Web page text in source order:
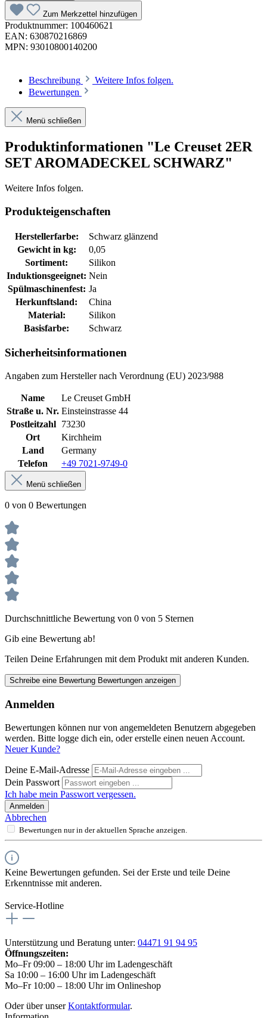
Zum Merkzettel hinzufügen
Produktnummer: 100460621
EAN: 630870216869
MPN: 93010800140200
Beschreibung
Weitere Infos folgen.
Bewertungen
Menü schließen
Produktinformationen "Le Creuset 2ER
SET AROMADECKEL SCHWARZ"
Weitere Infos folgen.
Produkteigenschaften
Herstellerfarbe:
Schwarz glänzend
Gewicht in kg:
0,05
Sortiment:
Silikon
Induktionsgeeignet: Nein
Spülmaschinenfest: Ja
Herkunftsland:
China
Material:
Silikon
Basisfarbe:
Schwarz
Sicherheitsinformationen
Angaben zum Hersteller nach Verordnung (EU) 2023/988
Name
Le Creuset GmbH
Straße u. Nr. Einsteinstrasse 44
Postleitzahl
73230
Ort
Kirchheim
Land
Germany
Telefon
+49 7021-9749-0
Menü schließen
0 von 0 Bewertungen
Durchschnittliche Bewertung von 0 von 5 Sternen
Gib eine Bewertung ab!
Teilen Deine Erfahrungen mit dem Produkt mit anderen Kunden.
Schreibe eine Bewertung Bewertungen anzeigen
Anmelden
Bewertungen können nur von angemeldeten Benutzern abgegeben
werden. Bitte logge dich ein, oder erstelle einen neuen Account.
Neuer Kunde?
Deine E-Mail-Adresse
Dein Passwort
Ich habe mein Passwort vergessen.
Anmelden
Abbrechen
Bewertungen nur in der aktuellen Sprache anzeigen.
Keine Bewertungen gefunden. Sei der Erste und teile Deine
Erkenntnisse mit anderen.
Service-Hotline
Unterstützung und Beratung unter: 04471 91 94 95
Öffnungszeiten:
Mo–Fr 09:00 – 18:00 Uhr im Ladengeschäft
Sa 10:00 – 16:00 Uhr im Ladengeschäft
Mo–Fr 10:00 – 18:00 Uhr im Onlineshop
Oder über unserKontaktformular.